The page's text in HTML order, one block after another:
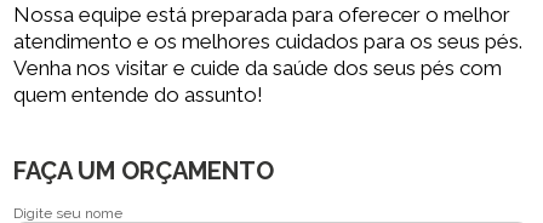
Nossa equipe está preparada para oferecer o melhor
atendimento e os melhores cuidados para os seus pés.
Venha nos visitar e cuide da saúde dos seus pés com
quem entende do assunto!
FAÇA UM ORÇAMENTO
Digite seu nome